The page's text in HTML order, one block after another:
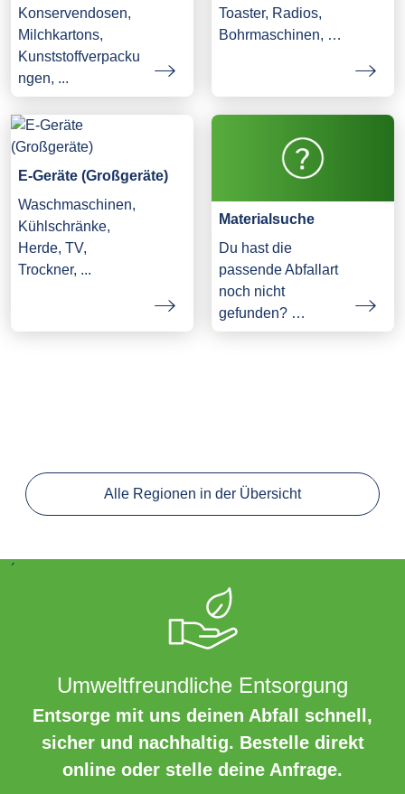
Konservendosen,
Milchkartons,
Kunststoffverpacku
ngen, ...
Toaster, Radios,
Bohrmaschinen, …
E-Geräte (Großgeräte)
Waschmaschinen,
Kühlschränke,
Herde, TV,
Trockner, ...
Materialsuche
Du hast die
passende Abfallart
noch nicht
gefunden? …
Alle Regionen in der Übersicht
´
Umweltfreundliche Entsorgung
Entsorge mit uns deinen Abfall schnell,
sicher und nachhaltig. Bestelle direkt
online oder stelle deine Anfrage.